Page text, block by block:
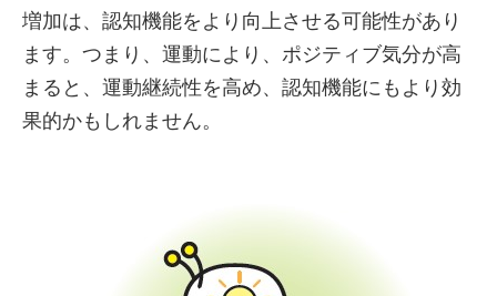
増加は、認知機能をより向上させる可能性があり
ます。つまり、運動により、ポジティブ気分が高
まると、運動継続性を高め、認知機能にもより効
果的かもしれません。